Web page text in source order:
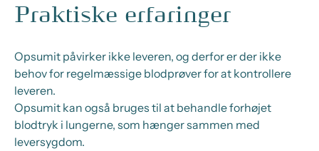
Praktiske erfaringer
Opsumit påvirker ikke leveren, og derfor er der ikke
behov for regelmæssige blodprøver for at kontrollere
leveren.
Opsumit kan også bruges til at behandle forhøjet
blodtryk i lungerne, som hænger sammen med
leversygdom.